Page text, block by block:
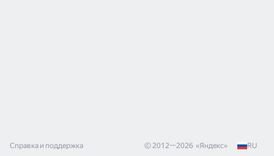
Справка и поддержка © 2012—2026 «Яндекс» RU